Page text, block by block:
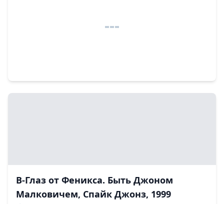
В-Глаз от Феникса. Быть Джоном
Малковичем, Спайк Джонз, 1999